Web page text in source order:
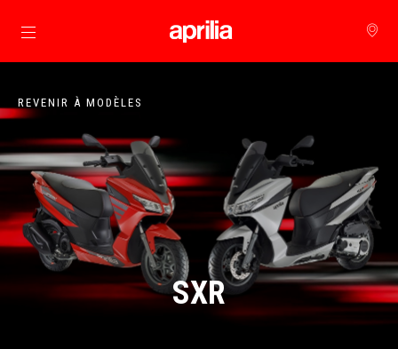
Aller au contenu principal
REVENIR À MODÈLES
SXR